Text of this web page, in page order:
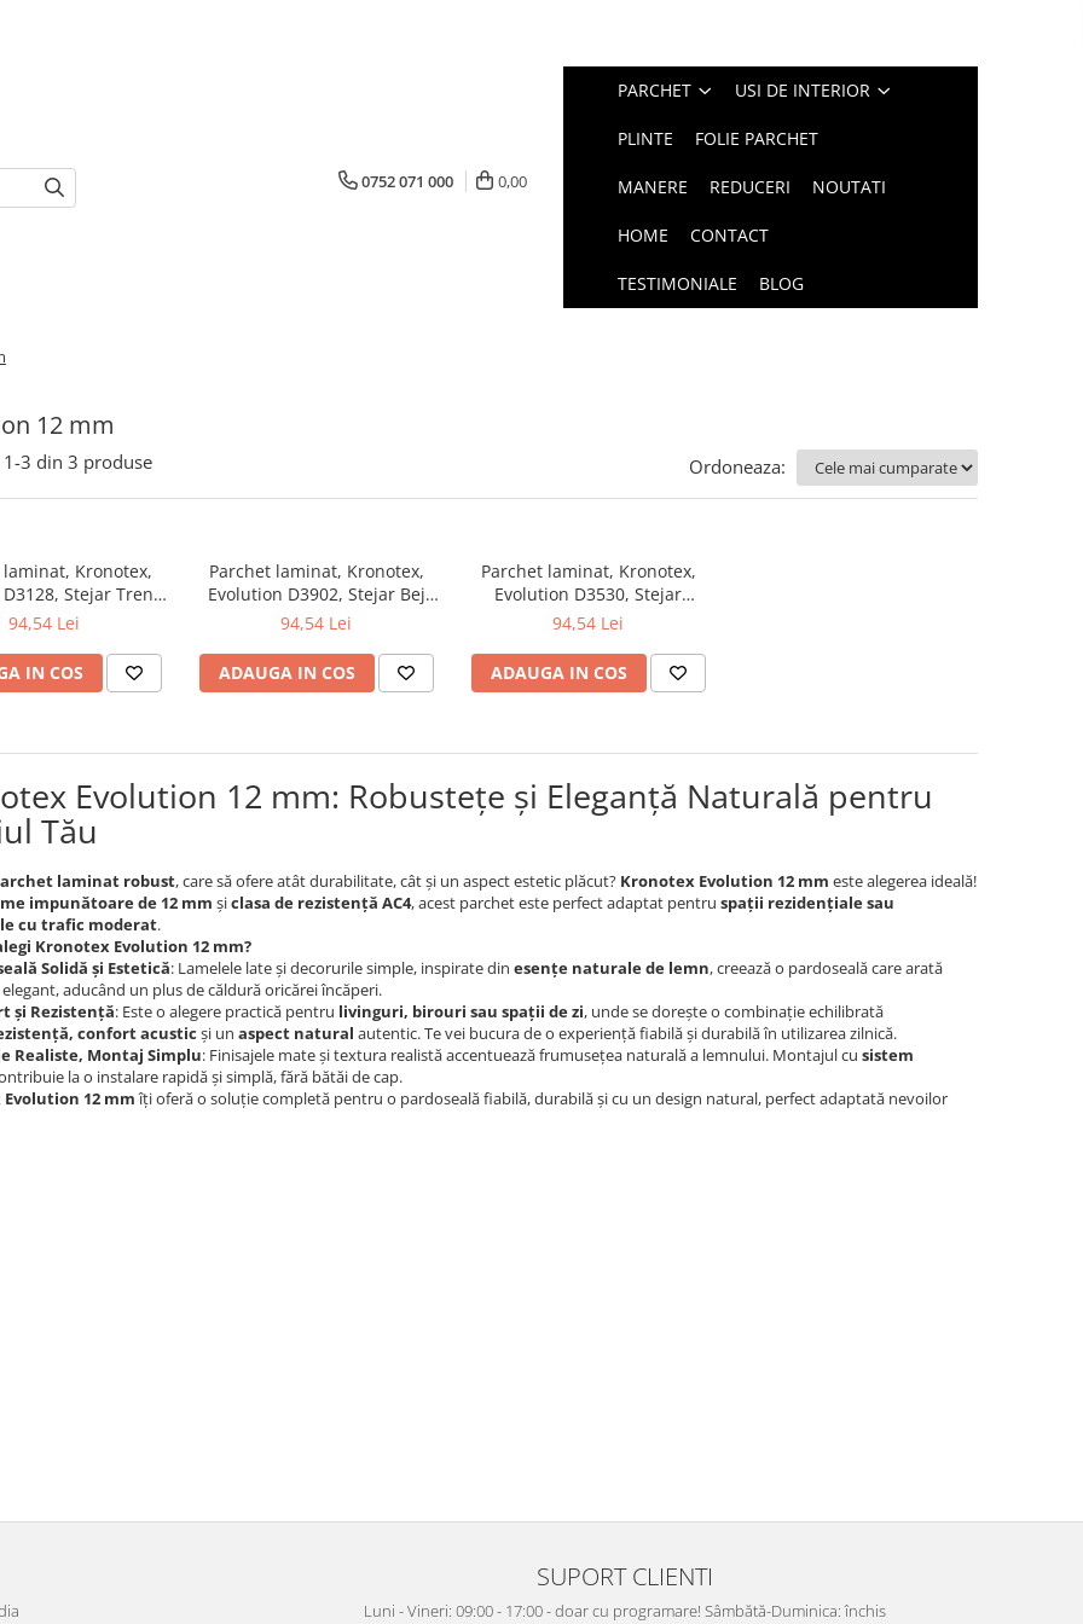
0752 071 000 0,00
PARCHET USI DE INTERIOR
PLINTE FOLIE PARCHET
MANERE REDUCERI NOUTATI
HOME CONTACT
TESTIMONIALE BLOG
12 mm
1-3 din 3 produse Ordoneaza:
laminat, Kronotex,
Stejar Trend
12 mm, 4V, 5G
94,54 Lei
IN COS
Parchet laminat, Kronotex,
Evolution D3902, Stejar Bej
Summer, 12 mm, 4V, 5G
94,54 Lei
ADAUGA IN COS
Parchet laminat, Kronotex,
Evolution D3530, Stejar
Millennium, 12 mm, 4V, 5G
94,54 Lei
ADAUGA IN COS
Evolution 12 mm: Robustețe și Eleganță Naturală pentru
Tău
laminat robust, care să ofere atât durabilitate, cât și un aspect estetic plăcut? Kronotex Evolution 12 mm este alegerea ideală!
impunătoare de 12 mm șiclasa de rezistență AC4, acest parchet este perfect adaptat pentru spații rezidențiale sau
cu trafic moderat.
Kronotex Evolution 12 mm?
Solidă și Estetică: Lamelele late și decorurile simple, inspirate din esențe naturale de lemn, creează o pardoseală care arată
aducând un plus de căldură oricărei încăperi.
și Rezistență: Este o alegere practică pentru livinguri, birouri sau spații de zi, unde se dorește o combinație echilibrată
confort acustic și un aspect natural autentic. Te vei bucura de o experiență fiabilă și durabilă în utilizarea zilnică.
Realiste, Montaj Simplu: Finisajele mate și textura realistă accentuează frumusețea naturală a lemnului. Montajul cu sistem
la o instalare rapidă și simplă, fără bătăi de cap.
12 mmîți oferă o soluție completă pentru o pardoseală fiabilă, durabilă și cu un design natural, perfect adaptată nevoilor
SUPORT CLIENTI
Luni - Vineri: 09:00 - 17:00 - doar cu programare! Sâmbătă-Duminica: închis